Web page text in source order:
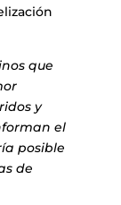
que
y
el
posible
de